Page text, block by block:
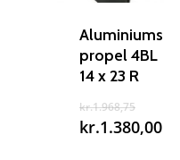
Aluminiums
propel 4BL
14 x 23 R
kr.1.968,75Den
kr.1.380,00Den